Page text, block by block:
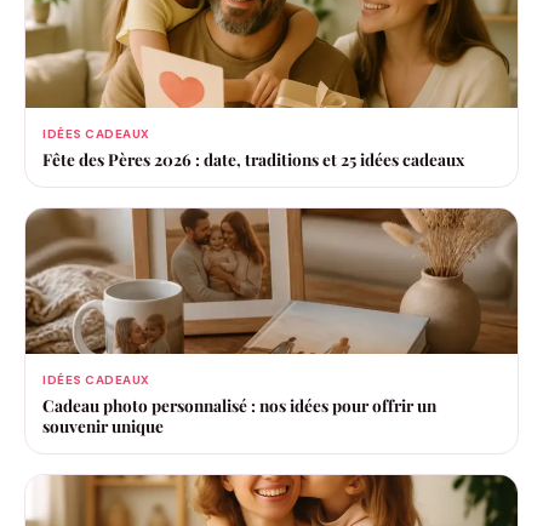
IDÉES CADEAUX
Fête des Pères 2026 : date, traditions et 25 idées cadeaux
IDÉES CADEAUX
Cadeau photo personnalisé : nos idées pour offrir un
souvenir unique